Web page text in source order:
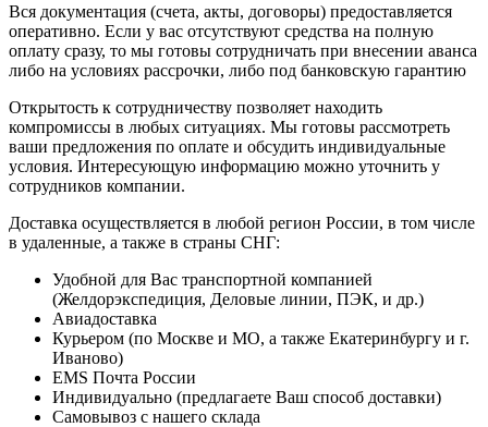
Вся документация (счета, акты, договоры) предоставляется
оперативно. Если у вас отсутствуют средства на полную
оплату сразу, то мы готовы сотрудничать при внесении аванса
либо на условиях рассрочки, либо под банковскую гарантию
Открытость к сотрудничеству позволяет находить
компромиссы в любых ситуациях. Мы готовы рассмотреть
ваши предложения по оплате и обсудить индивидуальные
условия. Интересующую информацию можно уточнить у
сотрудников компании.
Доставка осуществляется в любой регион России, в том числе
в удаленные, а также в страны СНГ:
Удобной для Вас транспортной компанией
(Желдорэкспедиция, Деловые линии, ПЭК, и др.)
Авиадоставка
Курьером (по Москве и МО, а также Екатеринбургу и г.
Иваново)
EMS Почта России
Индивидуально (предлагаете Ваш способ доставки)
Самовывоз с нашего склада